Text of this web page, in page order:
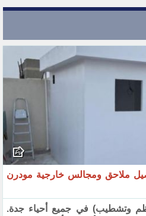
ملاحق ومجالس خارجية مودرن
وتشطيب) في جميع أحياء جدة.